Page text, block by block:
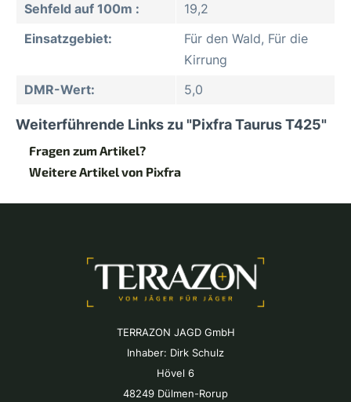
Sehfeld auf 100m :
19,2
Einsatzgebiet:
Für den Wald, Für die
Kirrung
DMR-Wert:
5,0
Weiterführende Links zu "Pixfra Taurus T425"
Fragen zum Artikel?
Weitere Artikel von Pixfra
TERRAZON JAGD GmbH
Inhaber: Dirk Schulz
Hövel 6
48249 Dülmen-Rorup